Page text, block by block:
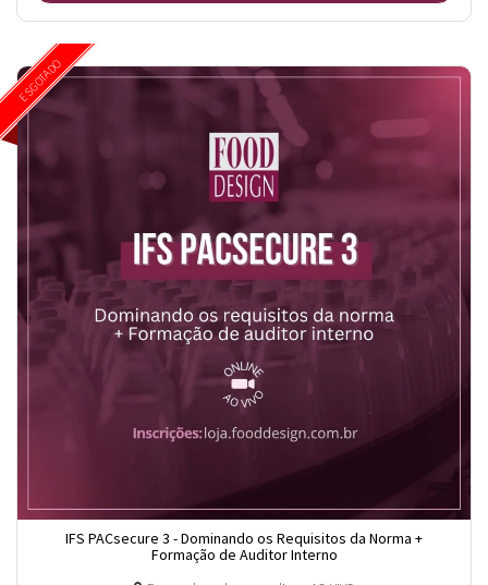
ESGOTADO
IFS PACsecure 3 - Dominando os Requisitos da Norma +
Formação de Auditor Interno